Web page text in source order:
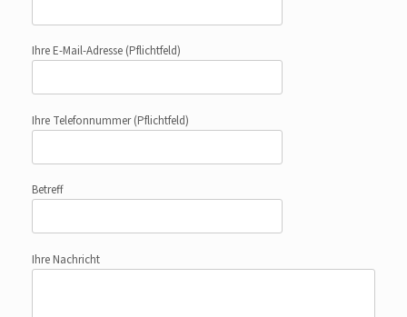
Ihre E-Mail-Adresse (Pflichtfeld)
Ihre Telefonnummer(Pflichtfeld)
Betreff
Ihre Nachricht